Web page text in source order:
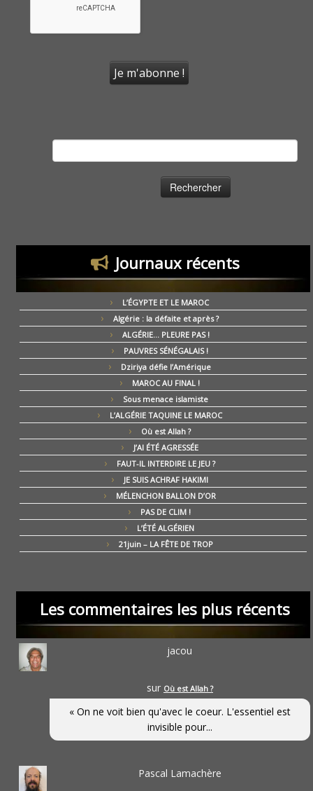
Journaux récents
L’ÉGYPTE ET LE MAROC
Algérie : la défaite et après ?
ALGÉRIE… PLEURE PAS !
PAUVRES SÉNÉGALAIS !
Dziriya défie l’Amérique
MAROC AU FINAL !
Sous menace islamiste
L’ALGÉRIE TAQUINE LE MAROC
Où est Allah ?
J’AI ÉTÉ AGRESSÉE
FAUT-IL INTERDIRE LE JEU ?
JE SUIS ACHRAF HAKIMI
MÉLENCHON BALLON D’OR
PAS DE CLIM !
L’ÉTÉ ALGÉRIEN
21juin – LA FÊTE DE TROP
Les commentaires les plus récents
jacou
sur Où est Allah ?
« On ne voit bien qu'avec le coeur. L'essentiel est
invisible pour...
Pascal Lamachère